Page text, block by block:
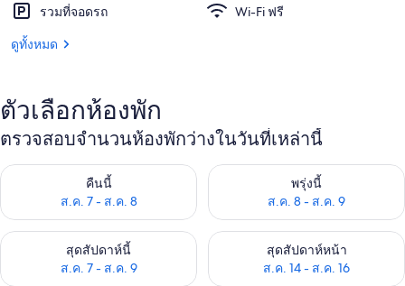
2 สระว่ายน้ำกลางแจ้ง, ร่มริมสระว่ายน้
รวมที่จอดรถ
Wi-Fi ฟรี
ดูทั้งหมด
ตัวเลือกห้องพัก
ตรวจสอบจำนวนห้องพักว่างในวันที่เหล่านี้
คืนนี้
ส.ค. 7 - ส.ค. 8
ตรวจสอบจำนวนห้องพักว่างในคืนนี้ ส.ค. 7 - ส.ค. 8พรุ่งนี้
ส.ค. 8 - ส.ค. 9
ตรวจสอบจำนวนห้องพักว่างใน
สุดสัปดาห์นี้
ส.ค. 7 - ส.ค. 9
ตรวจสอบจำนวนห้องพักว่างในสุดสัปดาห์นี้ ส.ค. 7 - ส.ค. 9
สุดสัปดาห์หน้า
ส.ค. 14 - ส.ค. 16
ตรวจสอบจำนวนห้องพักว่างใน